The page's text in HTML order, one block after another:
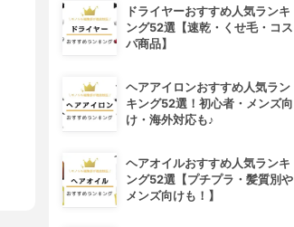
ドライヤーおすすめ人気ランキ
ング52選【速乾・くせ毛・コス
パ商品】
ヘアアイロンおすすめ人気ラン
キング52選！初心者・メンズ向
け・海外対応も♪
ヘアオイルおすすめ人気ランキ
ング52選【プチプラ・髪質別や
メンズ向けも！】